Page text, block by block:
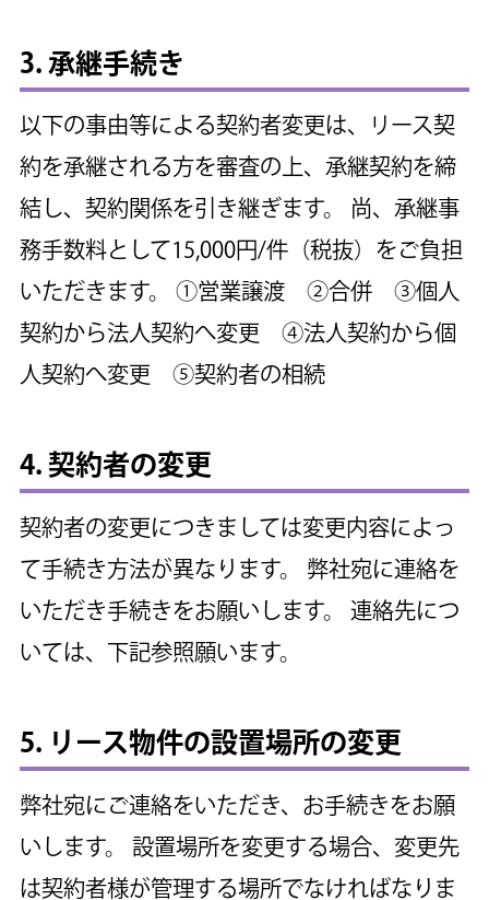
3. 承継手続き
以下の事由等による契約者変更は、リース契
約を承継される方を審査の上、承継契約を締
結し、契約関係を引き継ぎます。
尚、承継事
務手数料として15,000円/件（税抜）をご負担
いただきます。
①営業譲渡 ②合併 ③個人
契約から法人契約へ変更 ④法人契約から個
人契約へ変更 ⑤契約者の相続
4. 契約者の変更
契約者の変更につきましては変更内容によっ
て手続き方法が異なります。
弊社宛に連絡を
いただき手続きをお願いします。
連絡先につ
いては、下記参照願います。
5. リース物件の設置場所の変更
弊社宛にご連絡をいただき、お手続きをお願
いします。
設置場所を変更する場合、変更先
は契約者様が管理する場所でなければなりま